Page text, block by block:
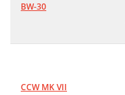
BW-30
CCW MK VII